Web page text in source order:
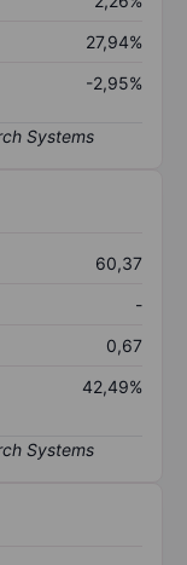
27,94%
-2,95%
60,37
-
0,67
42,49%